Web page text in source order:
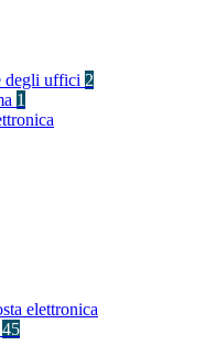
degli uffici 2
1
elettronica
45